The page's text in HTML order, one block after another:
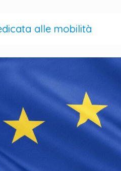
alle mobilità